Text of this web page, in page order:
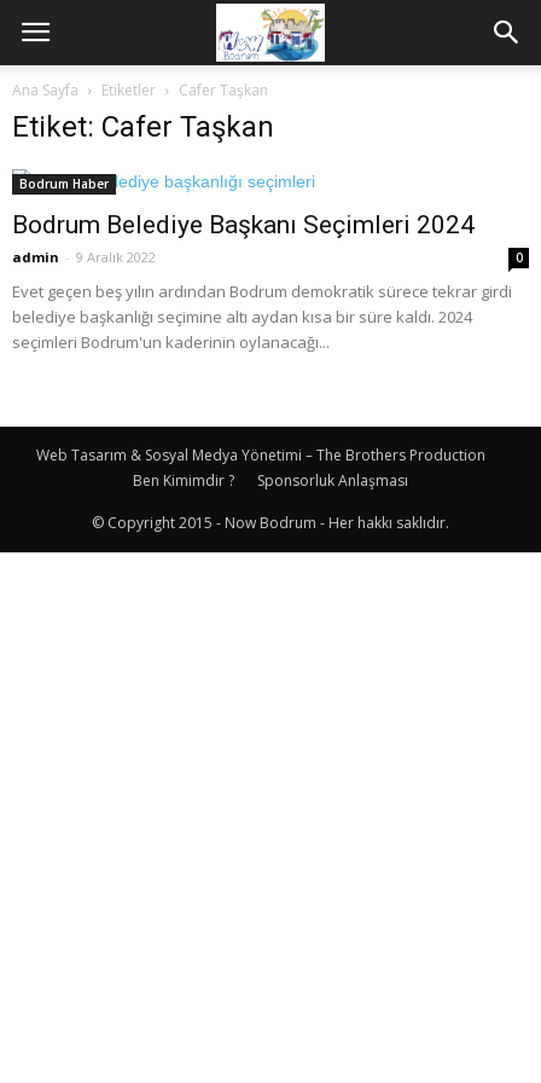
Ana Sayfa Etiketler Cafer Taşkan
Etiket: Cafer Taşkan
Bodrum Haber
Bodrum Belediye Başkanı Seçimleri 2024
admin - 9 Aralık 2022 0
Evet geçen beş yılın ardından Bodrum demokratik sürece tekrar girdi
belediye başkanlığı seçimine altı aydan kısa bir süre kaldı. 2024
seçimleri Bodrum'un kaderinin oylanacağı...
Web Tasarım & Sosyal Medya Yönetimi – The Brothers Production
Ben Kimimdir ?
Sponsorluk Anlaşması
© Copyright 2015 - Now Bodrum - Her hakkı saklıdır.